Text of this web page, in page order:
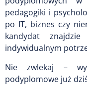
pedagogiki i
po IT, biznes czy
kandydat
indywidualnym
Nie zwlekaj –
podyplomowe już